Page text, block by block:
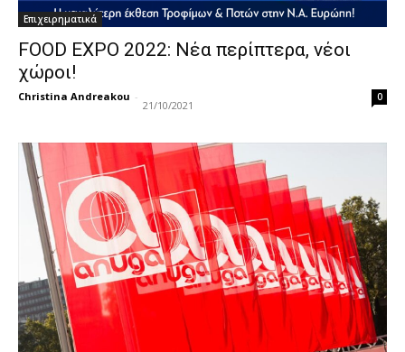
Επιχειρηματικά
FOOD EXPO 2022: Νέα περίπτερα, νέοι
χώροι!
Christina Andreakou -
21/10/2021
0